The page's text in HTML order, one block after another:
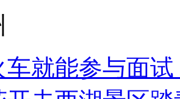
车就能参与面